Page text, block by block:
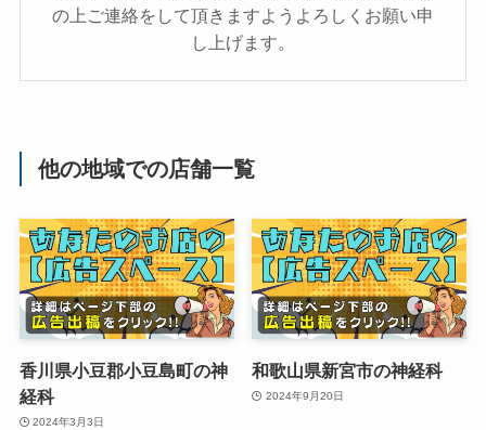
の上ご連絡をして頂きますようよろしくお願い申
し上げます。
他の地域での店舗一覧
香川県小豆郡小豆島町の神
経科
2024年3月3日
和歌山県新宮市の神経科
2024年9月20日